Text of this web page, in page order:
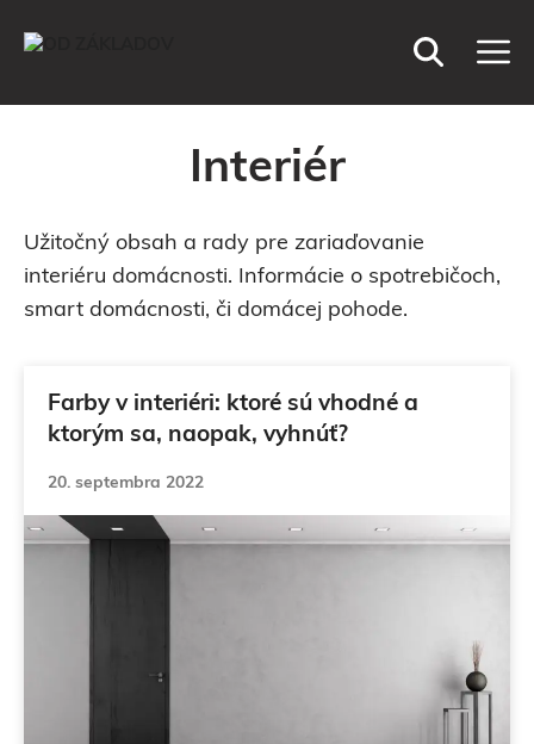
na
Interiér
Užitočný obsah a rady pre zariaďovanie
interiéru domácnosti. Informácie o spotrebičoch,
smart domácnosti, či domácej pohode.
Farby v interiéri: ktoré sú vhodné a
ktorým sa, naopak, vyhnúť?
20. septembra 2022